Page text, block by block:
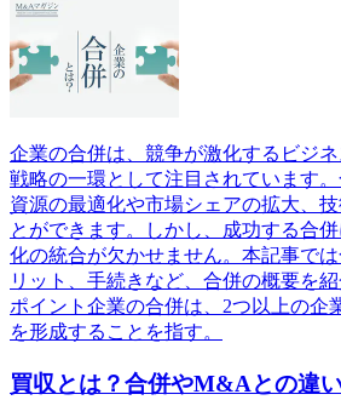
企業の合併は、競争が激化するビジ
戦略の一環として注目されています
資源の最適化や市場シェアの拡大、
とができます。しかし、成功する合
化の統合が欠かせません。本記事で
リット、手続きなど、合併の概要を
ポイント企業の合併は、2つ以上の企
を形成することを指す。
買収とは？合併やM&Aとの違